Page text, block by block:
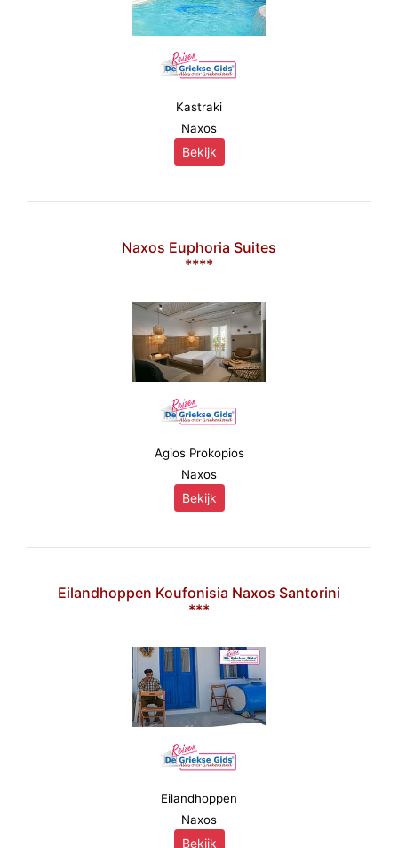
Kastraki
Naxos
Bekijk
Naxos Euphoria Suites
****
Agios Prokopios
Naxos
Bekijk
Eilandhoppen Koufonisia Naxos Santorini
***
Eilandhoppen
Naxos
Bekijk